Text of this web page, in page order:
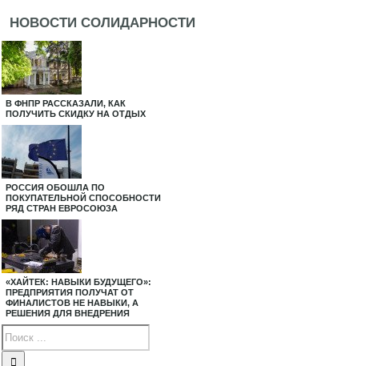
НОВОСТИ СОЛИДАРНОСТИ
В ФНПР РАССКАЗАЛИ, КАК
ПОЛУЧИТЬ СКИДКУ НА ОТДЫХ
РОССИЯ ОБОШЛА ПО
ПОКУПАТЕЛЬНОЙ СПОСОБНОСТИ
РЯД СТРАН ЕВРОСОЮЗА
«ХАЙТЕК: НАВЫКИ БУДУЩЕГО»:
ПРЕДПРИЯТИЯ ПОЛУЧАТ ОТ
ФИНАЛИСТОВ НЕ НАВЫКИ, А
РЕШЕНИЯ ДЛЯ ВНЕДРЕНИЯ